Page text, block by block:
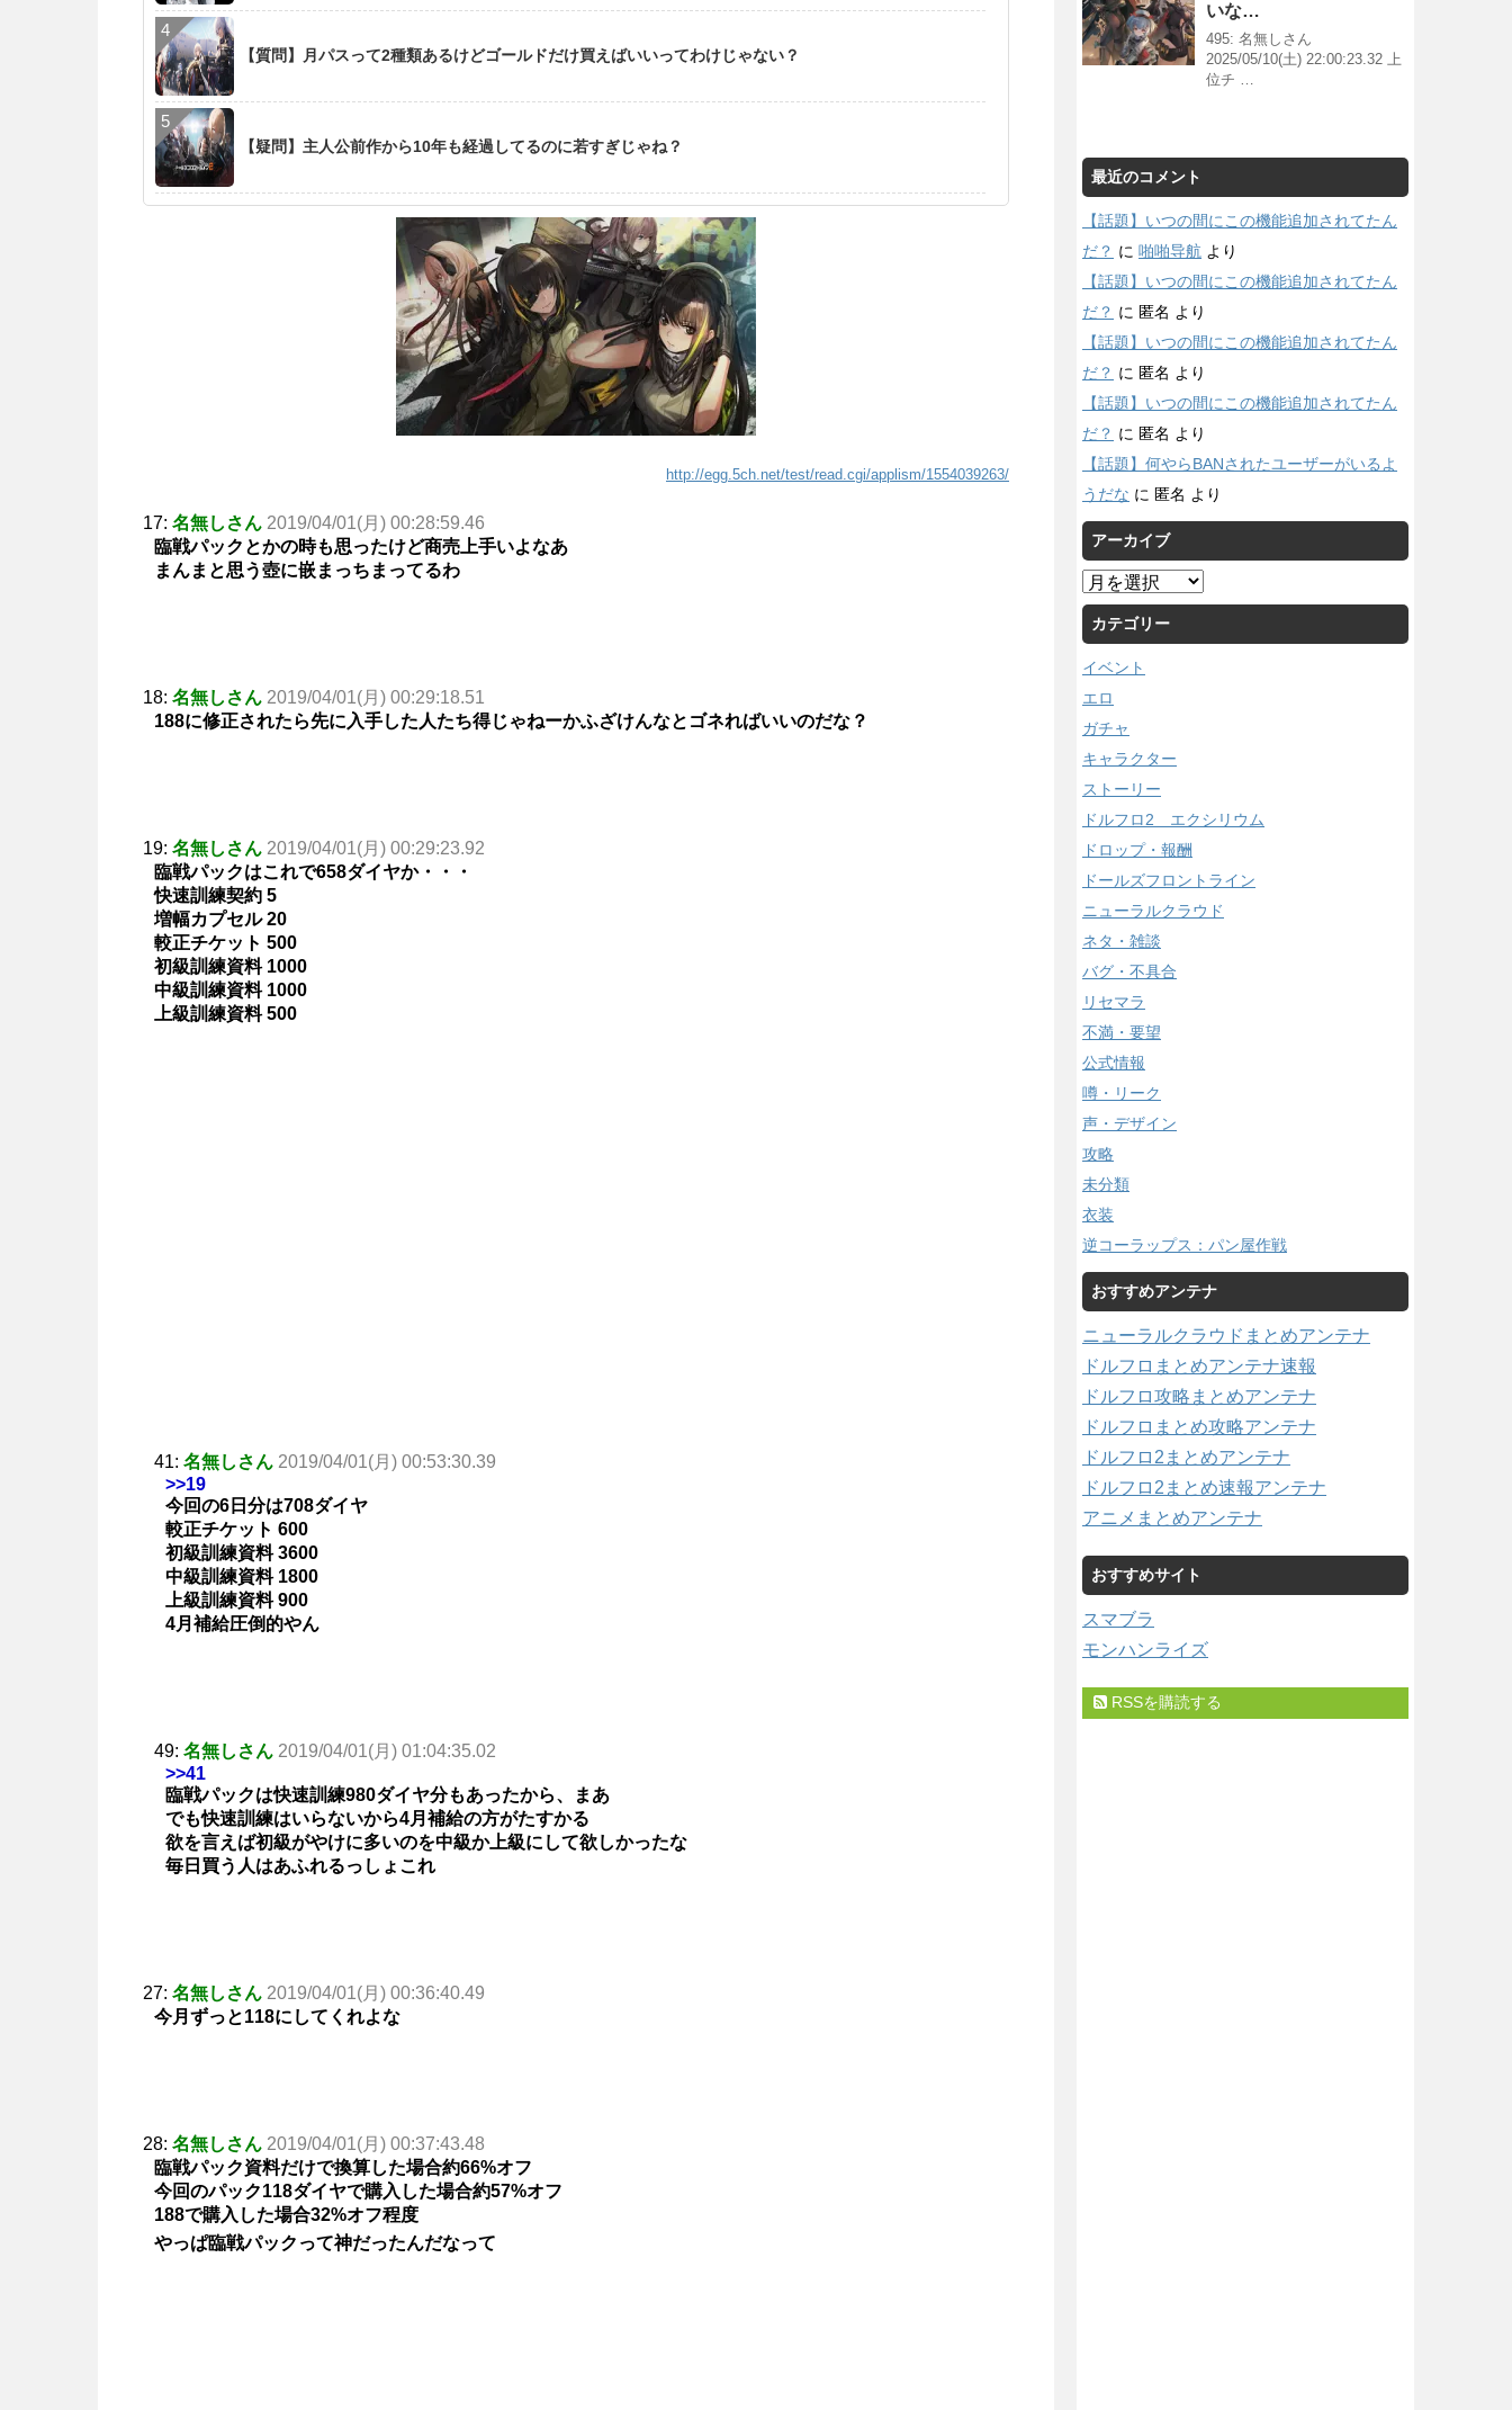
【質問】月パスって2種類あるけどゴールドだけ買えばいいってわけじゃない？
【疑問】主人公前作から10年も経過してるのに若すぎじゃね？
http://egg.5ch.net/test/read.cgi/applism/1554039263/
17: 名無しさん 2019/04/01(月) 00:28:59.46
臨戦パックとかの時も思ったけど商売上手いよなあ
まんまと思う壺に嵌まっちまってるわ
18: 名無しさん 2019/04/01(月) 00:29:18.51
188に修正されたら先に入手した人たち得じゃねーかふざけんなとゴネればいいのだな？
19: 名無しさん 2019/04/01(月) 00:29:23.92
臨戦パックはこれで658ダイヤか・・・
快速訓練契約 5
増幅カプセル 20
較正チケット 500
初級訓練資料 1000
中級訓練資料 1000
上級訓練資料 500
41: 名無しさん 2019/04/01(月) 00:53:30.39
>>19
今回の6日分は708ダイヤ
較正チケット 600
初級訓練資料 3600
中級訓練資料 1800
上級訓練資料 900
4月補給圧倒的やん
49: 名無しさん 2019/04/01(月) 01:04:35.02
>>41
臨戦パックは快速訓練980ダイヤ分もあったから、まあ
でも快速訓練はいらないから4月補給の方がたすかる
欲を言えば初級がやけに多いのを中級か上級にして欲しかったな
毎日買う人はあふれるっしょこれ
27: 名無しさん 2019/04/01(月) 00:36:40.49
今月ずっと118にしてくれよな
28: 名無しさん 2019/04/01(月) 00:37:43.48
臨戦パック資料だけで換算した場合約66%オフ
今回のパック118ダイヤで購入した場合約57%オフ
188で購入した場合32%オフ程度
やっぱ臨戦パックって神だったんだなって
いな…
495: 名無しさん
2025/05/10(土) 22:00:23.32 上
位チ …
最近のコメント
【話題】いつの間にこの機能追加されてたん
だ？ に 啪啪导航 より
【話題】いつの間にこの機能追加されてたん
だ？ に 匿名 より
【話題】いつの間にこの機能追加されてたん
だ？ に 匿名 より
【話題】いつの間にこの機能追加されてたん
だ？ に 匿名 より
【話題】何やらBANされたユーザーがいるよ
うだな に 匿名 より
アーカイブ
ア
ー
カ
イ
ブ
カテゴリー
イベント
エロ
ガチャ
キャラクター
ストーリー
ドルフロ2 エクシリウム
ドロップ・報酬
ドールズフロントライン
ニューラルクラウド
ネタ・雑談
バグ・不具合
リセマラ
不満・要望
公式情報
噂・リーク
声・デザイン
攻略
未分類
衣装
逆コーラップス：パン屋作戦
おすすめアンテナ
ニューラルクラウドまとめアンテナ
ドルフロまとめアンテナ速報
ドルフロ攻略まとめアンテナ
ドルフロまとめ攻略アンテナ
ドルフロ2まとめアンテナ
ドルフロ2まとめ速報アンテナ
アニメまとめアンテナ
おすすめサイト
スマブラ
モンハンライズ
RSSを購読する